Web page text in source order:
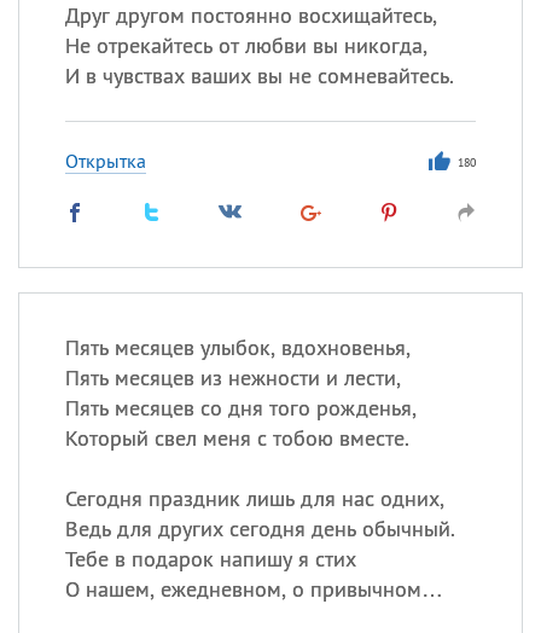
Друг другом постоянно восхищайтесь,
Не отрекайтесь от любви вы никогда,
И в чувствах ваших вы не сомневайтесь.
Открытка 180
Пять месяцев улыбок, вдохновенья,
Пять месяцев из нежности и лести,
Пять месяцев со дня того рожденья,
Который свел меня с тобою вместе.
Сегодня праздник лишь для нас одних,
Ведь для других сегодня день обычный.
Тебе в подарок напишу я стих
О нашем, ежедневном, о привычном…